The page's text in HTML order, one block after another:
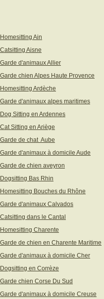
Homesitting Ain
Catsitting Aisne
Garde d'animaux Allier
Garde chien Alpes Haute Provence
Homesitting Ardèche
Garde d'animaux alpes maritimes
Dog Sitting en Ardennes
Cat Sitting en Ariège
Garde de chat Aube
Garde d'animaux à domicile Aude
Garde de chien aveyron
Dogsitting Bas Rhin
Homesitting Bouches du Rhône
Garde d'animaux Calvados
Catsitting dans le Cantal
Homesitting Charente
Garde de chien en Charente Maritime
Garde d'animaux à domicile Cher
Dogsitting en Corrèze
Garde chien Corse Du Sud
Garde d'animaux à domicile Creuse